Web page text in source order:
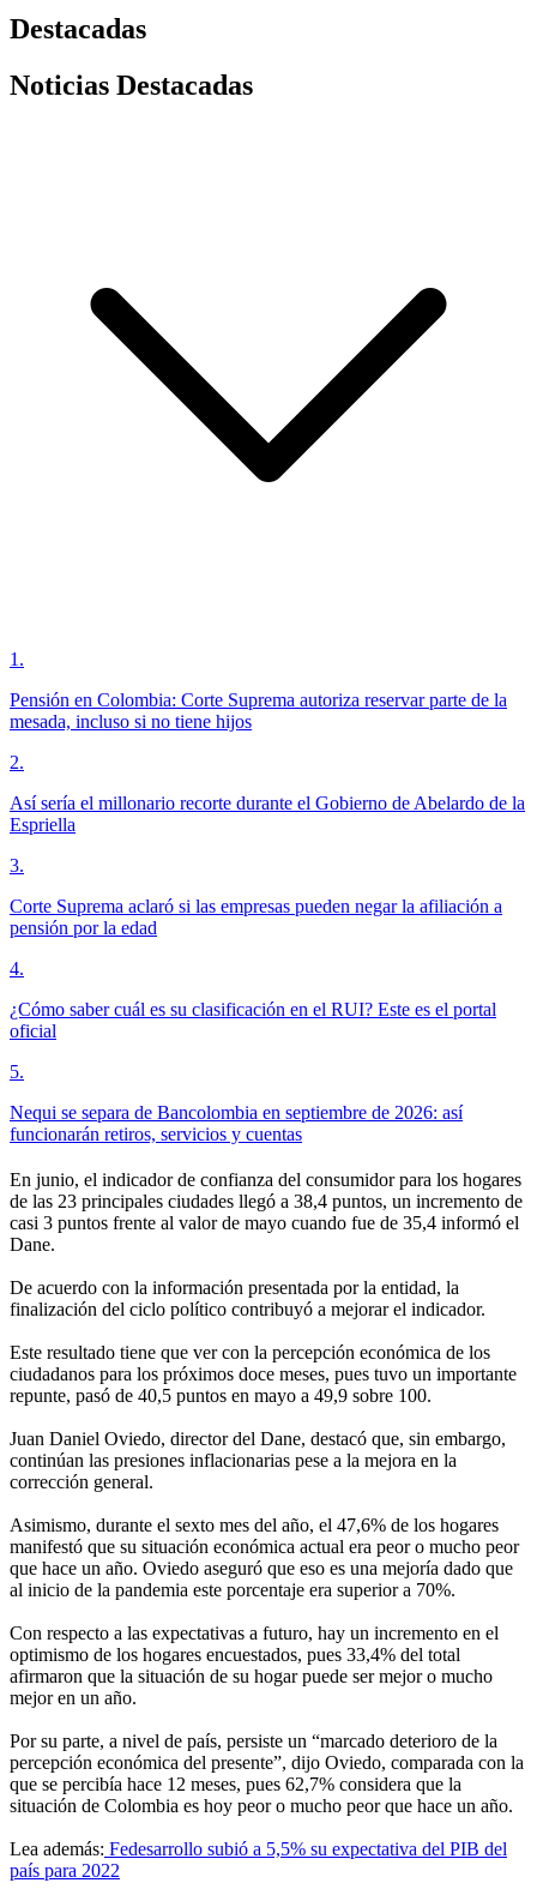
Destacadas
Noticias Destacadas
1 .
Pensión en Colombia: Corte Suprema autoriza reservar parte de la
mesada, incluso si no tiene hijos
2.
Así sería el millonario recorte durante el Gobierno de Abelardo de la
Espriella
3.
Corte Suprema aclaró si las empresas pueden negar la afiliación a
pensión por la edad
4.
¿Cómo saber cuál es su clasificación en el RUI? Este es el portal
oficial
5.
Nequi se separa de Bancolombia en septiembre de 2026: así
funcionarán retiros, servicios y cuentas
En junio, el indicador de confianza del consumidor para los hogares
de las 23 principales ciudades llegó a 38,4 puntos, un incremento de
casi 3 puntos frente al valor de mayo cuando fue de 35,4 informó el
Dane.
De acuerdo con la información presentada por la entidad, la
finalización del ciclo político contribuyó a mejorar el indicador.
Este resultado tiene que ver con la percepción económica de los
ciudadanos para los próximos doce meses, pues tuvo un importante
repunte, pasó de 40,5 puntos en mayo a 49,9 sobre 100.
Juan Daniel Oviedo, director del Dane, destacó que, sin embargo,
continúan las presiones inflacionarias pese a la mejora en la
corrección general.
Asimismo, durante el sexto mes del año, el 47,6% de los hogares
manifestó que su situación económica actual era peor o mucho peor
que hace un año. Oviedo aseguró que eso es una mejoría dado que
al inicio de la pandemia este porcentaje era superior a 70%.
Con respecto a las expectativas a futuro, hay un incremento en el
optimismo de los hogares encuestados, pues 33,4% del total
afirmaron que la situación de su hogar puede ser mejor o mucho
mejor en un año.
Por su parte, a nivel de país, persiste un “marcado deterioro de la
percepción económica del presente”, dijo Oviedo, comparada con la
que se percibía hace 12 meses, pues 62,7% considera que la
situación de Colombia es hoy peor o mucho peor que hace un año.
Lea además: Fedesarrollo subió a 5,5% su expectativa del PIB del
país para 2022